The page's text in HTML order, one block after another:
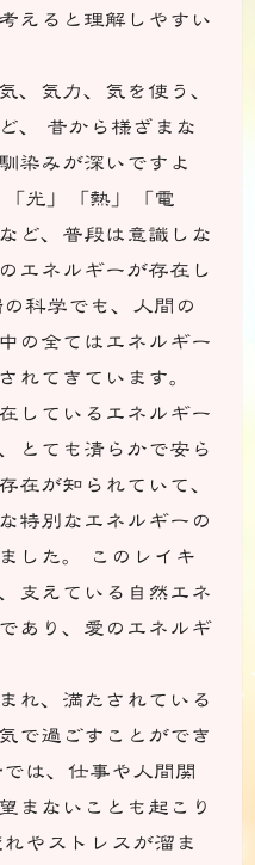
えると理解しやすい
、気力、気を使う、
、 昔から様ざまな
染みが深いですよ
光」「熱」「電
ど、普段は意識しな
エネルギーが存在し
科学でも、人間の
の全てはエネルギー
れてきています。
しているエネルギー
とても清らかで安ら
在が知られていて、
特別なエネルギーの
した。 このレイキ
支えている自然エネ
あり、愛のエネルギ
れ、満たされている
で過ごすことができ
は、仕事や人間関
まないことも起こり
やストレスが溜ま